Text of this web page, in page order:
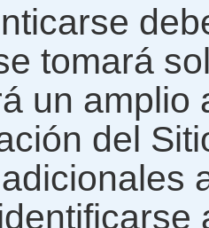
tomará
un amplio
del